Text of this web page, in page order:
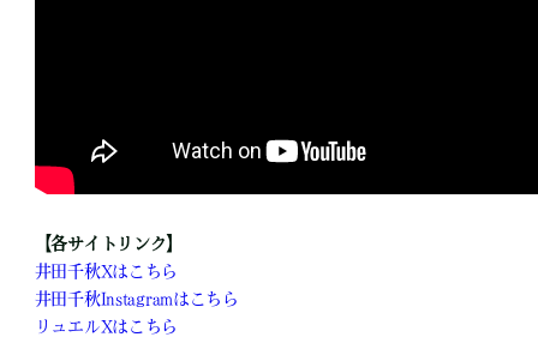
【各サイトリンク】
井田千秋Xはこちら
井田千秋Instagramはこちら
リュエルXはこちら